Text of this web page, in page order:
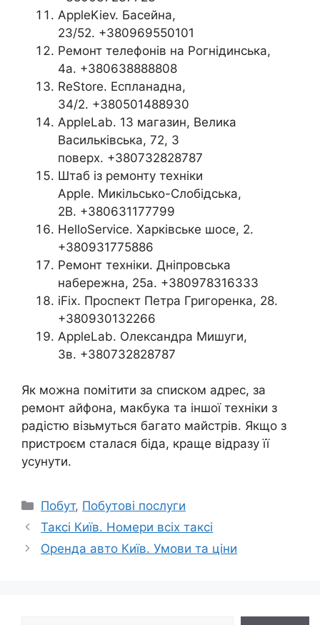
AppleKiev. Басейна,
23/52. +380969550101
Ремонт телефонів на Рогнідинська,
4а. +380638888808
ReStore. Еспланадна,
34/2. +380501488930
AppleLab. 13 магазин, Велика
Васильківська, 72, 3
поверх. +380732828787
Штаб із ремонту техніки
Apple. Микільсько-Слобідська,
2В. +380631177799
HelloService. Харківське шосе, 2.
+380931775886
Ремонт техніки. Дніпровська
набережна, 25а. +380978316333
iFix. Проспект Петра Григоренка, 28.
+380930132266
AppleLab. Олександра Мишуги,
3в. +380732828787
Як можна помітити за списком адрес, за
ремонт айфона, макбука та іншої техніки з
радістю візьмуться багато майстрів. Якщо з
пристроєм сталася біда, краще відразу її
усунути.
Категорії
Побут, Побутові послуги
Таксі Київ. Номери всіх таксі
Оренда авто Київ. Умови та ціни